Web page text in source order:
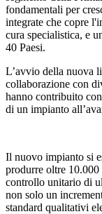
fondamentali per
integrate che copre
cura specialistica, e
40 Paesi.
L’avvio della nuova
collaborazione con
hanno contribuito
di un impianto
Il nuovo impianto si
produrre oltre
controllo unitario di
non solo un
standard qualitativi